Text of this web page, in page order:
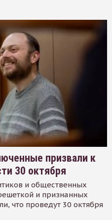
призвали к
30 октября
и общественных
и признанных
что проведут 30 октября